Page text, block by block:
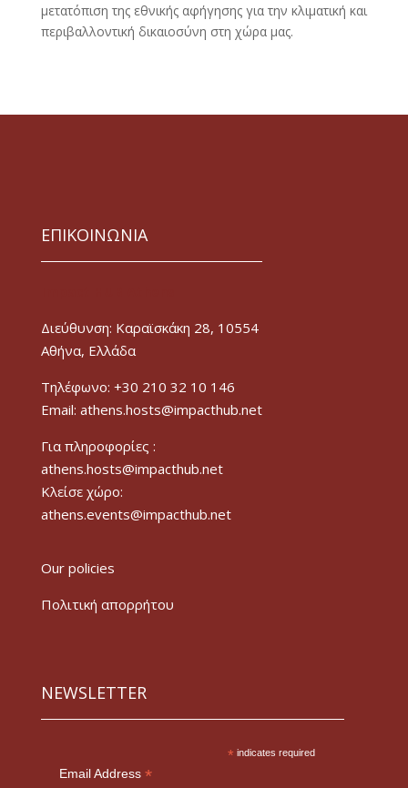
μετατόπιση της εθνικής αφήγησης για την κλιματική και
περιβαλλοντική δικαιοσύνη στη χώρα μας.
ΕΠΙΚΟΙΝΩΝΙΑ
Διεύθυνση: Καραϊσκάκη 28, 10554
Αθήνα, Ελλάδα
Τηλέφωνο: +30 210 32 10 146
Email: athens.hosts@impacthub.net
Για πληροφορίες :
athens.hosts@impacthub.net
Κλείσε χώρο:
athens.events@impacthub.net
Our policies
Πολιτική απορρήτου
NEWSLETTER
* indicates required
Email Address *